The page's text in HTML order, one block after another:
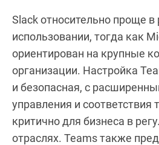
Slack относительно проще в
использовании, тогда как
ориентирован на крупные
организации. Настройка
и безопасная, с
управления и соответствия
критично для бизнеса в
отраслях. Teams также